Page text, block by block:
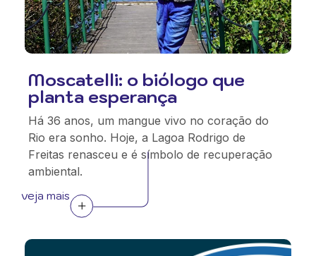
Moscatelli: o biólogo que
planta esperança
Há 36 anos, um mangue vivo no coração do
Rio era sonho. Hoje, a Lagoa Rodrigo de
Freitas renasceu e é símbolo de recuperação
ambiental.
veja mais